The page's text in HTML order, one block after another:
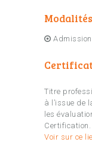
Titre
à l’issue de
les
Certification.
Voir sur ce